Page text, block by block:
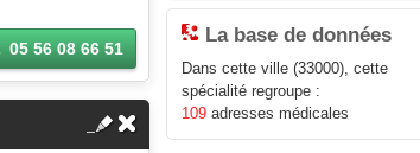
05 56 08 66 51
La base de données
Dans cette ville (33000), cette
spécialité regroupe :
109 adresses médicales